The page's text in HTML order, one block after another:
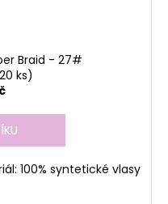
Braid - 27#
ks)
100% syntetické vlasy